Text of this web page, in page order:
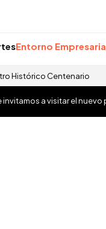
Entorno
Histórico Centenario
invitamos a visitar el